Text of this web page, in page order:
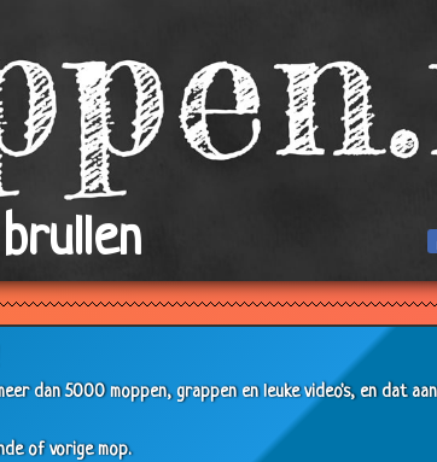
dan 5000 moppen, grappen en leuke video's, en dat
of vorige mop.